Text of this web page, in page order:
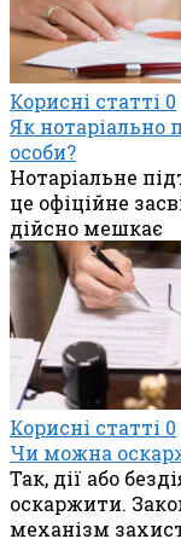
Корисні статті 0
Як нотаріально
особи?
Нотаріальне
це офіційне
дійсно мешкає
Корисні статті 0
Чи можна
Так, дії або
оскаржити.
механізм